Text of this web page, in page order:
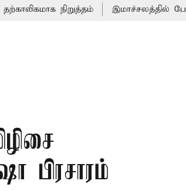
நிறுத்தம் இமாச்சலத்தில்
பிரசாரம்